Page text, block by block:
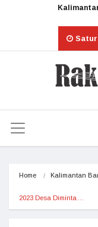
Home Kalimantan
2023 Desa Diminta…